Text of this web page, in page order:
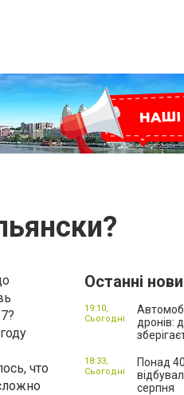
что
Останні
дронів:
19:10,
Сьогодні
Понад
серпня
18:33,
Сьогодні